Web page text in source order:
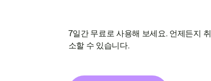
7일간 무료로 사용해 보세요. 언제든지 취
소할 수 있습니다.